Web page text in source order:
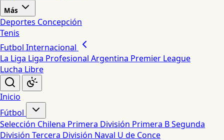
Más
Deportes Concepción
Tenis
Futbol Internacional
La Liga Liga Profesional Argentina Premier League
Lucha Libre
Inicio
Fútbol
Selección Chilena Primera División Primera BSegunda
División Tercera División Naval U de Conce